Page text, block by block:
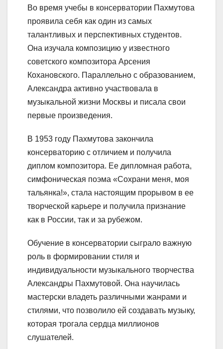
Во время учебы в консерватории Пахмутова
проявила себя как один из самых
талантливых и перспективных студентов.
Она изучала композицию у известного
советского композитора Арсения
Кохановского. Параллельно с образованием,
Александра активно участвовала в
музыкальной жизни Москвы и писала свои
первые произведения.
В 1953 году Пахмутова закончила
консерваторию с отличием и получила
диплом композитора. Ее дипломная работа,
симфоническая поэма «Сохрани меня, моя
тальянка!», стала настоящим прорывом в ее
творческой карьере и получила признание
как в России, так и за рубежом.
Обучение в консерватории сыграло важную
роль в формировании стиля и
индивидуальности музыкального творчества
Александры Пахмутовой. Она научилась
мастерски владеть различными жанрами и
стилями, что позволило ей создавать музыку,
которая трогала сердца миллионов
слушателей.